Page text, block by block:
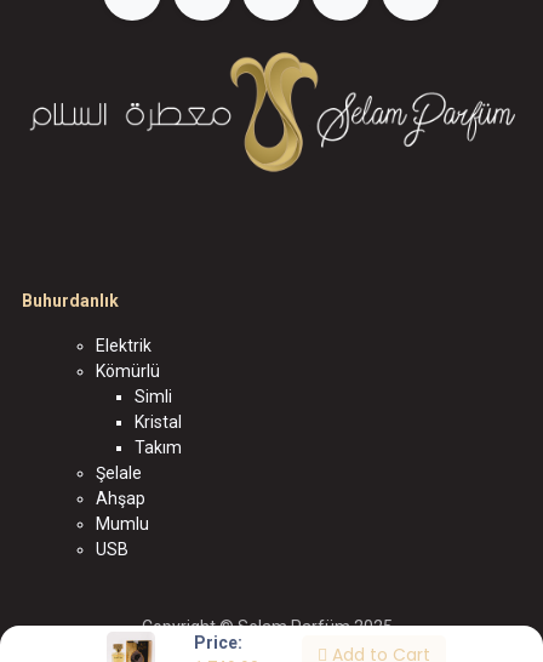
Price:
Add to Cart
Buhurdanlık
Elektrik
Kömürlü
Simli
Kristal
Takım
Şelale
Ahşap
Mumlu
USB
Copyright © Selam Parfüm 2025
الْعَرَبيّة
| English (US) | Türkçe